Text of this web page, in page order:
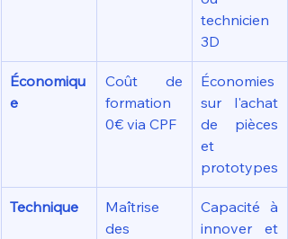
technicien
3D
Économiqu
e
Coût de
formation
0€ via CPF
Économies
sur l'achat
de pièces
et
prototypes
Technique
Maîtrise
des
Capacité à
innover et